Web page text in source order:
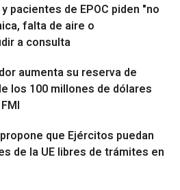
pacientes de EPOC piden "no
falta de aire o
a consulta
aumenta su reserva de
los 100 millones de dólares
que Ejércitos puedan
de la UE libres de trámites en